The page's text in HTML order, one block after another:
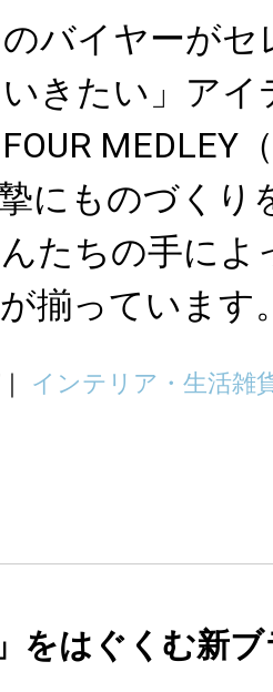
バイヤーがセ
きたい」アイ
MEDLEY
にものづくり
たちの手によ
揃っています
インテリア・生活雑
をはぐくむ新